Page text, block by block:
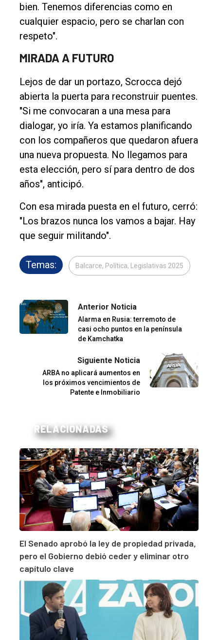
bien. Tenemos diferencias como en
cualquier espacio, pero se charlan con
respeto".
MIRADA A FUTURO
Lejos de dar un portazo, Scrocca dejó
abierta la puerta para reconstruir puentes.
"Si me convocaran a una mesa para
dialogar, yo iría. Ya estamos planificando
con los compañeros que quedaron afuera
una nueva propuesta. No llegamos para
esta elección, pero sí para dentro de dos
años", anticipó.
Con esa mirada puesta en el futuro, cerró:
"Los brazos nunca los vamos a bajar. Hay
que seguir militando".
Temas: Balcarce, Política, Legislativas 2025
Anterior Noticia
Alarma en Rusia: terremoto de
casi ocho puntos en la península
de Kamchatka
Siguiente Noticia
ARBA no aplicará aumentos en
los próximos vencimientos de
Patente e Inmobiliario
RELACIONADAS
El Senado aprobó la ley de propiedad privada,
pero el Gobierno debió ceder y eliminar otro
capítulo clave